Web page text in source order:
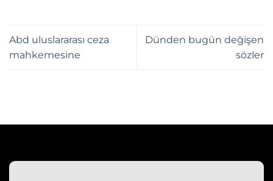
Abd uluslararası ceza
mahkemesine
Dünden bugün değişen
sözler